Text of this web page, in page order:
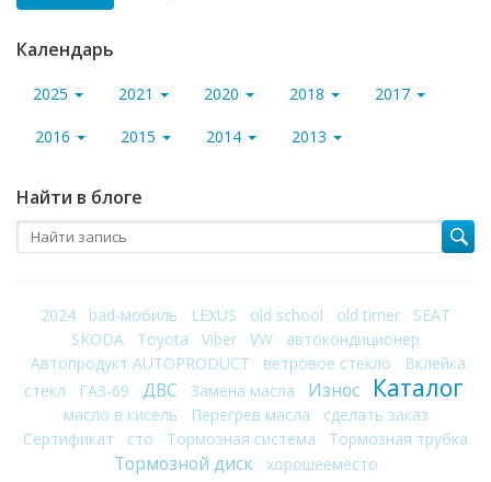
Календарь
2025 2021 2020 2018 2017
2016 2015 2014 2013
Найти в блоге
2024 bad-мобиль LEXUS old school old timer
SEAT
SKODA
Toyota Viber VW
автокондиционер
Автопродукт AUTOPRODUCT
ветровое стекло
Вклейка
стекл
ГАЗ-69 ДВС Замена масла Износ Каталог
масло в кисель Перегрев масла
сделать заказ
Сертификат
сто Тормозная система Тормозная трубка
Тормозной диск хорошееместо